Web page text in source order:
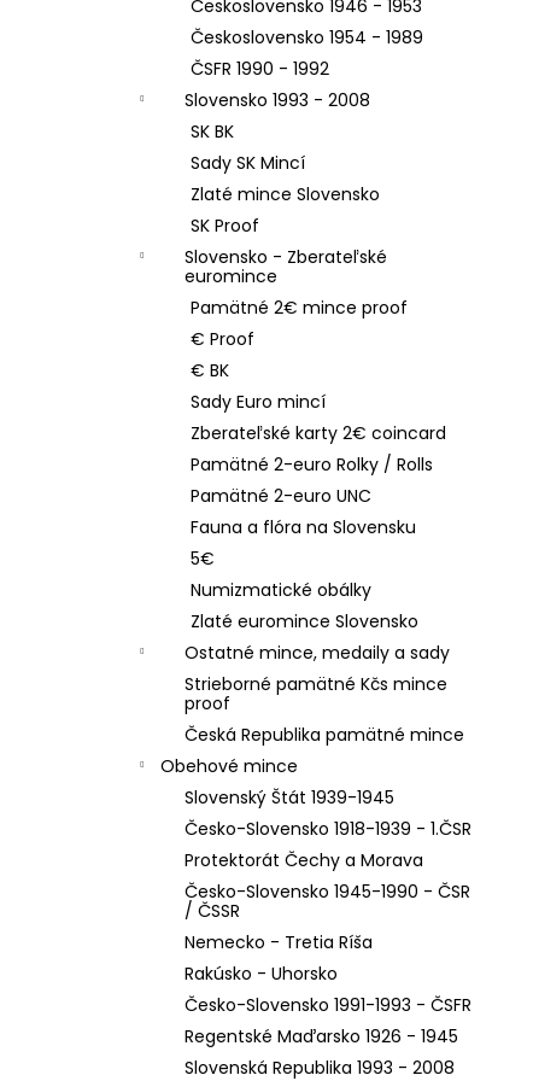
Československo 1946 - 1953
Československo 1954 - 1989
ČSFR 1990 - 1992
Slovensko 1993 - 2008
SK BK
Sady SK Mincí
Zlaté mince Slovensko
SK Proof
Slovensko - Zberateľské
euromince
Pamätné 2€ mince proof
€ Proof
€ BK
Sady Euro mincí
Zberateľské karty 2€ coincard
Pamätné 2-euro Rolky / Rolls
Pamätné 2-euro UNC
Fauna a flóra na Slovensku
5€
Numizmatické obálky
Zlaté euromince Slovensko
Ostatné mince, medaily a sady
Strieborné pamätné Kčs mince
proof
Česká Republika pamätné mince
Obehové mince
Slovenský Štát 1939-1945
Česko-Slovensko 1918-1939 - 1.ČSR
Protektorát Čechy a Morava
Česko-Slovensko 1945-1990 - ČSR
/ ČSSR
Nemecko - Tretia Ríša
Rakúsko - Uhorsko
Česko-Slovensko 1991-1993 - ČSFR
Regentské Maďarsko 1926 - 1945
Slovenská Republika 1993 - 2008